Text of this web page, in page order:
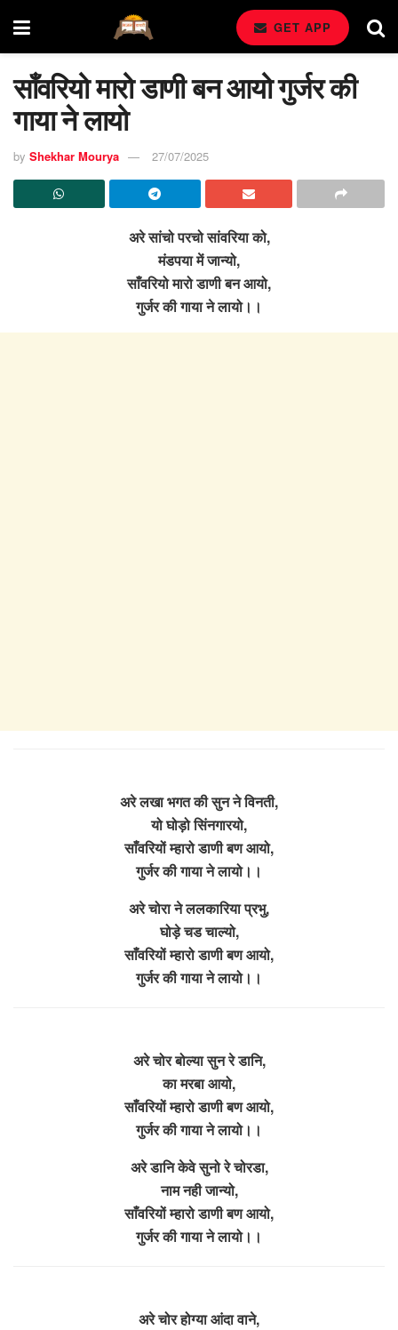
GET APP
साँवरियो मारो डाणी बन आयो गुर्जर की
गाया ने लायो
by Shekhar Mourya 27/07/2025
अरे सांचो परचो सांवरिया को,
मंडपया में जान्यो,
साँवरियो मारो डाणी बन आयो,
गुर्जर की गाया ने लायो।।
अरे लखा भगत की सुन ने विनती,
यो घोड़ो सिंनगारयो,
साँवरियों म्हारो डाणी बण आयो,
गुर्जर की गाया ने लायो।।
अरे चोरा ने ललकारिया प्रभु,
घोड़े चड चाल्यो,
साँवरियों म्हारो डाणी बण आयो,
गुर्जर की गाया ने लायो।।
अरे चोर बोल्या सुन रे डानि,
का मरबा आयो,
साँवरियों म्हारो डाणी बण आयो,
गुर्जर की गाया ने लायो।।
अरे डानि केवे सुनो रे चोरडा,
नाम नही जान्यो,
साँवरियों म्हारो डाणी बण आयो,
गुर्जर की गाया ने लायो।।
अरे चोर होग्या आंदा वाने,